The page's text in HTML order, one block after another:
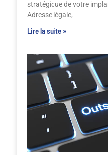
stratégique de votre
Adresse légale,
Lire la suite »